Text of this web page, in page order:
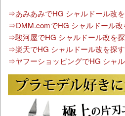
⇒あみあみでHG シャルドール改
⇒DMM.comでHG シャルドール改
⇒駿河屋でHG シャルドール改を
⇒楽天でHG シャルドール改を探す
⇒ヤフーショッピングでHG シャ